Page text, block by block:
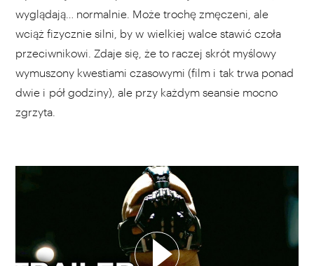
wyglądają… normalnie. Może trochę zmęczeni, ale
wciąż fizycznie silni, by w wielkiej walce stawić czoła
przeciwnikowi. Zdaje się, że to raczej skrót myślowy
wymuszony kwestiami czasowymi (film i tak trwa ponad
dwie i pół godziny), ale przy każdym seansie mocno
zgrzyta.